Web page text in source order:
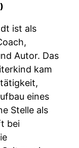
ist als
Autor. Das
kam
eines
Stelle als
bei